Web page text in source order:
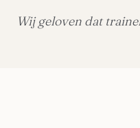
Wij geloven dat